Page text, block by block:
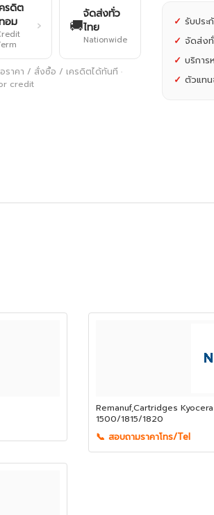
รดิต
อม
› 🚚
จัดส่งทั่ว
ไทย
Nationwide
ราคา / สั่งซื้อ / เครดิตได้ทันที ·
credit
✓ รับปร
✓ จัดส่งทั่
✓ บริกา
✓ ตัวแทน
Remanuf,Cartridges
1500/1815/1820
📞 สอบถามราคาโทร/Tel